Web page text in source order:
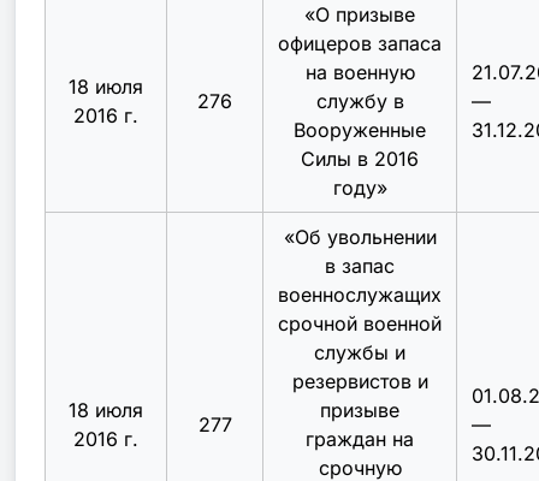
18 июля
2016 г.
276
«О призыве
офицеров запаса
на военную
службу в
Вооруженные
Силы в 2016
году»
—
18 июля
2016 г.
277
«Об увольнении
в запас
военнослужащих
срочной военной
службы и
резервистов и
призыве
граждан на
срочную
—